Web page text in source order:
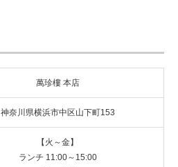
萬珍樓 本店
神奈川県横浜市中区山下町153
【火～金】
ランチ 11:00～15:00